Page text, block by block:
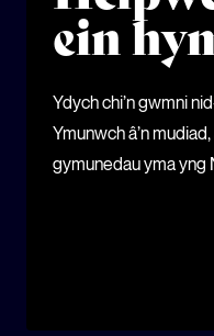
ein
Ydych chi’n gwmni
Ymunwch â’n
gymunedau yma yng